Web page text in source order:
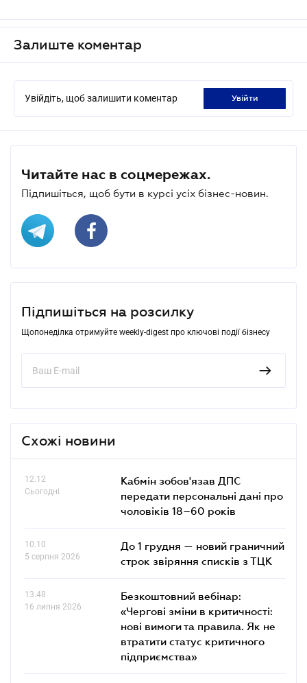
Залиште коментар
Увійдіть, щоб залишити коментар увійти
Читайте нас в соцмережах.
Підпишіться, щоб бути в курсі усіх бізнес-новин.
Підпишіться на розсилку
Щопонеділка отримуйте weekly-digest про ключові події бізнесу
Схожі новини
12.12
Сьогодні
Кабмін зобов'язав ДПС
передати персональні дані про
чоловіків 18–60 років
10.10
5 серпня 2026
До 1 грудня — новий граничний
строк звіряння списків з ТЦК
13.48
16 липня 2026
Безкоштовний вебінар:
«Чергові зміни в критичності:
нові вимоги та правила. Як не
втратити статус критичного
підприємства»